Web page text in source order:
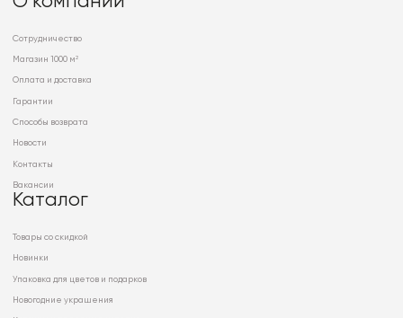
Сотрудничество
Магазин 1000 м²
Оплата и доставка
Гарантии
Способы возврата
Новости
Контакты
Вакансии
Каталог
Товары со скидкой
Новинки
Упаковка для цветов и подарков
Новогодние украшения